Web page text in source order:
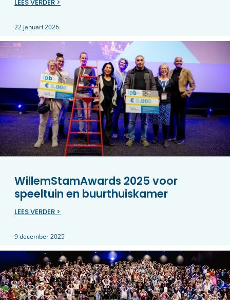
LEES VERDER >
22 januari 2026
WillemStamAwards 2025 voor
speeltuin en buurthuiskamer
LEES VERDER >
9 december 2025